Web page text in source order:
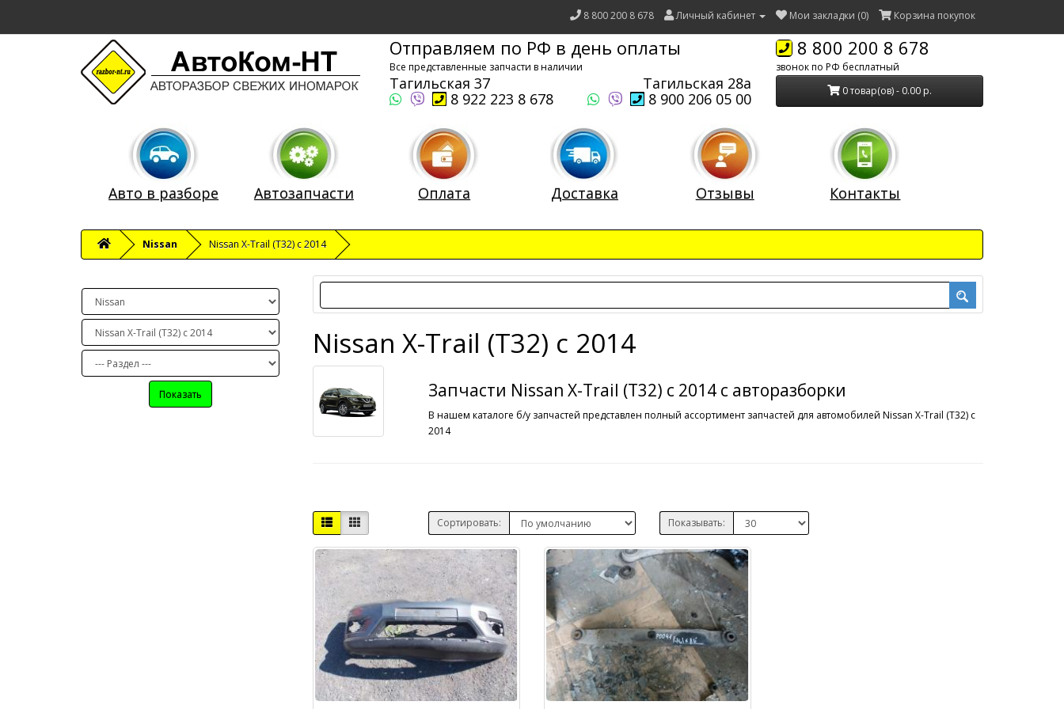
8 800 200 8 678 Личный кабинет Мои закладки (0) Корзина покупок
Отправляем по РФ в день оплаты
Все представленные запчасти в наличии
Тагильская 37
Тагильская 28а
8 922 223 8 678
8 900 206 05 00
8 800 200 8 678
звонок по РФ бесплатный
0 товар(ов) - 0.00 р.
Авто в разборе Автозапчасти Оплата Доставка Отзывы Контакты
Nissan Nissan X-Trail (T32) c 2014
Показать
Nissan X-Trail (T32) c 2014
Запчасти Nissan X-Trail (T32) c 2014 с авторазборки
В нашем каталоге б/у запчастей представлен полный ассортимент запчастей для автомобилей Nissan X-Trail (T32) c
2014
Сортировать: Показывать: